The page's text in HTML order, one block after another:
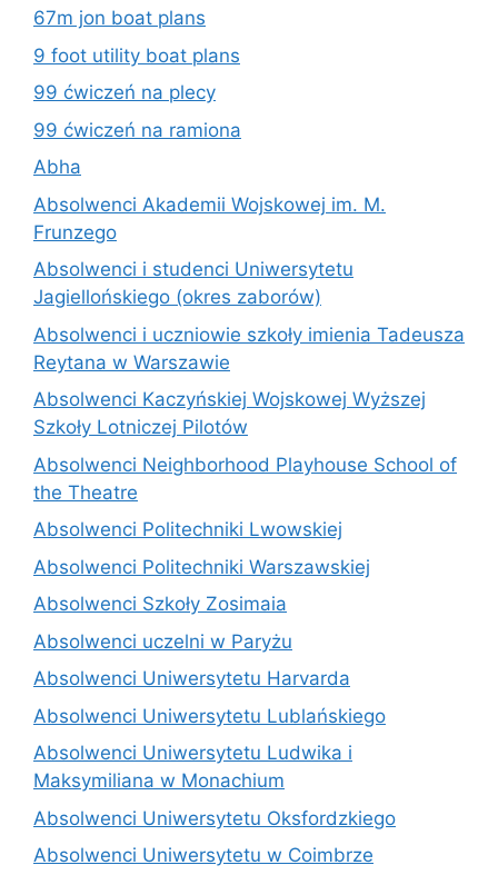
67m jon boat plans
9 foot utility boat plans
99 ćwiczeń na plecy
99 ćwiczeń na ramiona
Abha
Absolwenci Akademii Wojskowej im. M.
Frunzego
Absolwenci i studenci Uniwersytetu
Jagiellońskiego (okres zaborów)
Absolwenci i uczniowie szkoły imienia Tadeusza
Reytana w Warszawie
Absolwenci Kaczyńskiej Wojskowej Wyższej
Szkoły Lotniczej Pilotów
Absolwenci Neighborhood Playhouse School of
the Theatre
Absolwenci Politechniki Lwowskiej
Absolwenci Politechniki Warszawskiej
Absolwenci Szkoły Zosimaia
Absolwenci uczelni w Paryżu
Absolwenci Uniwersytetu Harvarda
Absolwenci Uniwersytetu Lublańskiego
Absolwenci Uniwersytetu Ludwika i
Maksymiliana w Monachium
Absolwenci Uniwersytetu Oksfordzkiego
Absolwenci Uniwersytetu w Coimbrze